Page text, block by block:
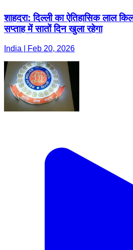
शाहदरा: दिल्ली का ऐतिहासिक लाल
सप्ताह में सातों दिन खुला रहेगा
India | Feb 20, 2026